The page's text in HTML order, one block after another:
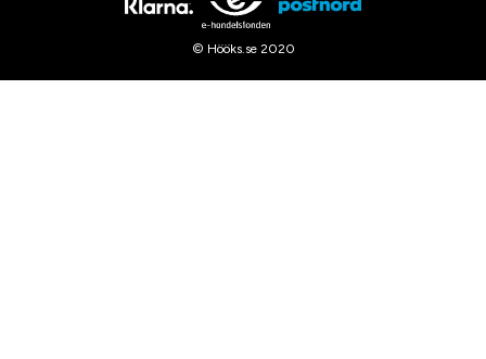
© Hööks.se 2020